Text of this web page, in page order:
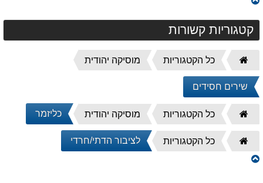
קטגוריות קשורות
דף
הבית
כל הקטגוריות מוסיקה יהודית
שירים חסידים
דף
הבית
כל הקטגוריות מוסיקה יהודית כליזמר
דף
הבית
כל הקטגוריות לציבור הדתי/חרדי